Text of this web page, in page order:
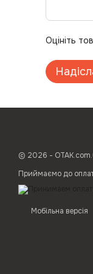
Оцініть
© 2026 -
Приймаємо до
Мобільна версія